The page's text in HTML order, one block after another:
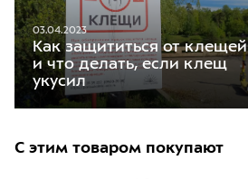
03.04.2023
Как защититься от клещей
и что делать, если клещ
укусил
С этим товаром покупают